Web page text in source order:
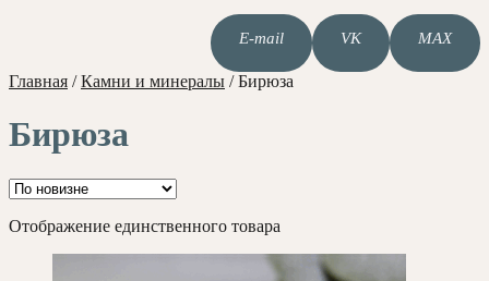
E-mail VK MAX
Главная /Камни и минералы /Бирюза
Бирюза
Отображение единственного товара